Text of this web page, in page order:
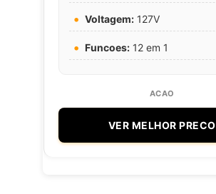
Voltagem: 127V
Funcoes: 12 em 1
VER MELHOR PRECO